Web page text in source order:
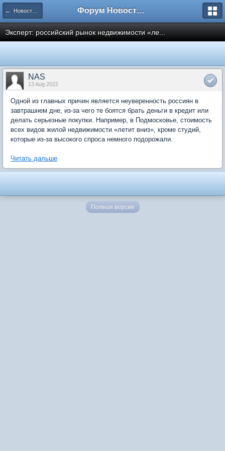
← Новости рынка недвижимости Форум Новостройки
Эксперт: российский рынок недвижимости «ле...
NAS
13 Aug 2022
Одной из главных причин является неуверенность россиян в
завтрашнем дне, из-за чего те боятся брать деньги в кредит или
делать серьезные покупки. Например, в Подмосковье, стоимость
всех видов жилой недвижимости «летит вниз», кроме студий,
которые из-за высокого спроса немного подорожали.
Читать дальше
Полная версия